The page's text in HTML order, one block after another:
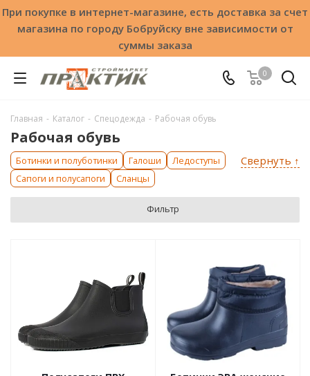
При покупке в интернет-магазине, есть доставка за счет
магазина по городу Бобруйску вне зависимости от
суммы заказа
0
Главная - Каталог - Спецодежда - Рабочая обувь
Рабочая обувь
Свернуть ↑
Ботинки и полуботинки Галоши
Ледоступы
Сапоги и полусапоги
Сланцы
Фильтр